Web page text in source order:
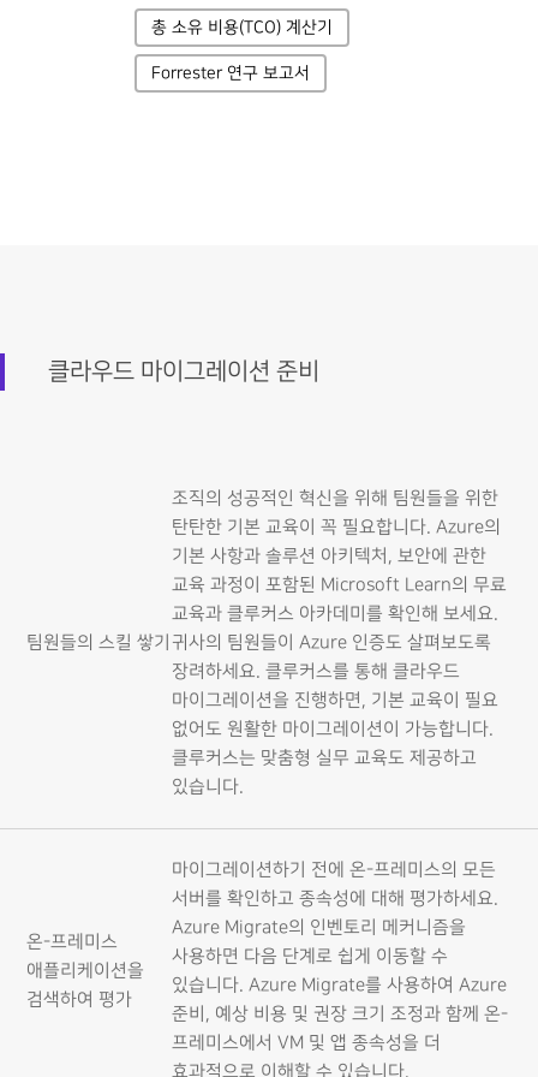
총 소유 비용(TCO) 계산기
Forrester 연구 보고서
클라우드 마이그레이션 준비
팀원들의 스킬 쌓기
조직의 성공적인 혁신을 위해 팀원들을 위한
탄탄한 기본 교육이 꼭 필요합니다. Azure의
기본 사항과 솔루션 아키텍처, 보안에 관한
교육 과정이 포함된 Microsoft Learn의 무료
교육과 클루커스 아카데미를 확인해 보세요.
귀사의 팀원들이 Azure 인증도 살펴보도록
장려하세요. 클루커스를 통해 클라우드
마이그레이션을 진행하면, 기본 교육이 필요
없어도 원활한 마이그레이션이 가능합니다.
클루커스는 맞춤형 실무 교육도 제공하고
있습니다.
온-프레미스
애플리케이션을
검색하여 평가
마이그레이션하기 전에 온-프레미스의 모든
서버를 확인하고 종속성에 대해 평가하세요.
Azure Migrate의 인벤토리 메커니즘을
사용하면 다음 단계로 쉽게 이동할 수
있습니다. Azure Migrate를 사용하여 Azure
준비, 예상 비용 및 권장 크기 조정과 함께 온-
프레미스에서 VM 및 앱 종속성을 더
효과적으로 이해할 수 있습니다.